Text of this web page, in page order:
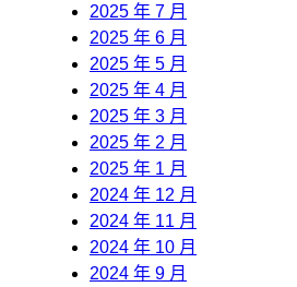
2025 年 7 月
2025 年 6 月
2025 年 5 月
2025 年 4 月
2025 年 3 月
2025 年 2 月
2025 年 1 月
2024 年 12 月
2024 年 11 月
2024 年 10 月
2024 年 9 月